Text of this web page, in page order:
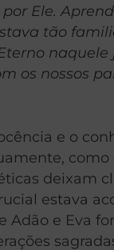
Ele.
tão
os nossos
e o
como
deixam
estava
Adão e Eva